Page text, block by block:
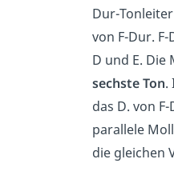
Dur-
von F-Dur. F-
D und E.
sechste Ton.
das D. von
parallele
die gleichen